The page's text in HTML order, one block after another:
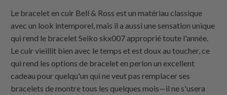
Le bracelet en cuir Bell & Ross est un matériau classique
avec un look intemporel, mais il a aussi une sensation unique
qui rend le bracelet Seiko skx007 approprié toute l'année.
Le cuir vieillit bien avec le temps et est doux au toucher, ce
qui rend les options de bracelet en perlon un excellent
cadeau pour quelqu'un qui ne veut pas remplacer ses
bracelets de montre tous les quelques mois—il ne s'usera